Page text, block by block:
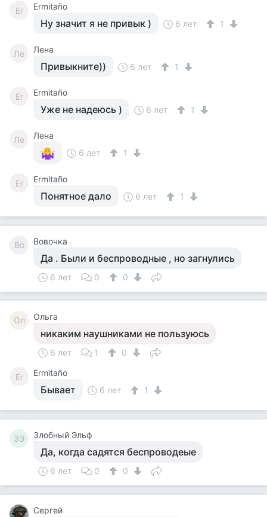
Er Ermitaño
Ну значит я не привык ) 6 лет 1
Ле Лена
Привыкните)) 6 лет 1
Er Ermitaño
Уже не надеюсь ) 6 лет 1
Ле
Лена
6 лет
1
Er Ermitaño
Понятное дало 6 лет 1
Во Вовочка
Да . Были и беспроводные , но загнулись
6 лет 0 0
Ол Ольга
никаким наушниками не пользуюсь
6 лет 1 0
Er Ermitaño
Бывает 6 лет 1
ЗЭ Злобный Эльф
Да, когда садятся беспроводеые
6 лет 0 0
Сергей